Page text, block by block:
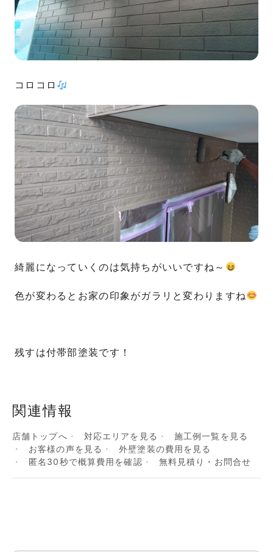
コロコロ
綺麗になっていくのは気持ちがいいですね～
色が変わるとお家の印象がガラリと変わりますね
残すは付帯部塗装です！
関連情報
店舗トップへ 対応エリアを見る
施工例一覧を見る
お客様の声を見る
外壁塗装の費用を見る
匿名30秒で概算費用を確認
無料見積り・お問合せ